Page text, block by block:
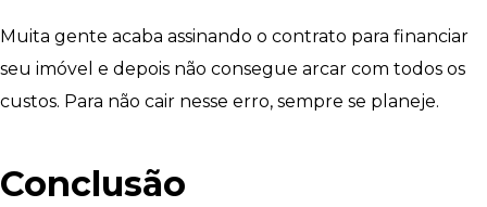
Muita gente acaba assinando o contrato para financiar
seu imóvel e depois não consegue arcar com todos os
custos. Para não cair nesse erro, sempre se planeje.
Conclusão